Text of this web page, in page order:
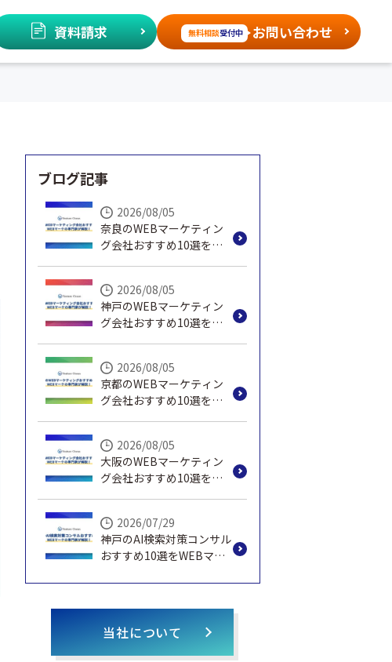
資料請求 無料相談受付中 お問い合わせ
ブログ記事
2026/08/05
奈良のWEBマーケティン
グ会社おすすめ10選を
2026/08/05
神戸のWEBマーケティン
グ会社おすすめ10選を
2026/08/05
京都のWEBマーケティン
グ会社おすすめ10選を
2026/08/05
大阪のWEBマーケティン
グ会社おすすめ10選を
2026/07/29
神戸のAI検索対策コンサル
おすすめ10選をWEBマー
当社について